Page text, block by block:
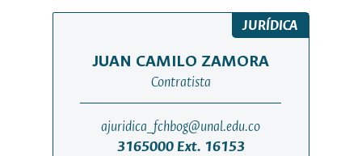
JURÍDICA
JUAN CAMILO ZAMORA
Contratista
ajuridica_fchbog@unal.edu.co
3165000 Ext. 16153